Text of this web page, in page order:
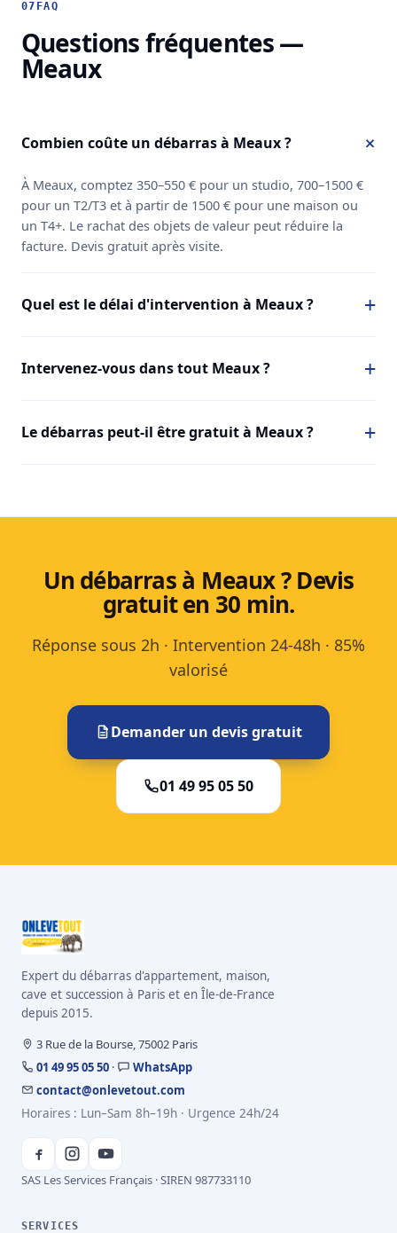
07 FAQ
Questions fréquentes —
Meaux
Combien coûte un débarras à Meaux ?
À Meaux, comptez 350–550 € pour un studio, 700–1500 €
pour un T2/T3 et à partir de 1500 € pour une maison ou
un T4+. Le rachat des objets de valeur peut réduire la
facture. Devis gratuit après visite.
Quel est le délai d'intervention à Meaux ?
Intervenez-vous dans tout Meaux ?
Le débarras peut-il être gratuit à Meaux ?
Un débarras à Meaux ? Devis
gratuit en 30 min.
Réponse sous 2h · Intervention 24-48h · 85%
valorisé
Demander un devis gratuit
01 49 95 05 50
Expert du débarras d'appartement, maison,
cave et succession à Paris et en Île-de-France
depuis 2015.
3 Rue de la Bourse, 75002 Paris
01 49 95 05 50 ·
WhatsApp
contact@onlevetout.com
Horaires : Lun–Sam 8h–19h · Urgence 24h/24
SAS Les Services Français · SIREN 987733110
SERVICES